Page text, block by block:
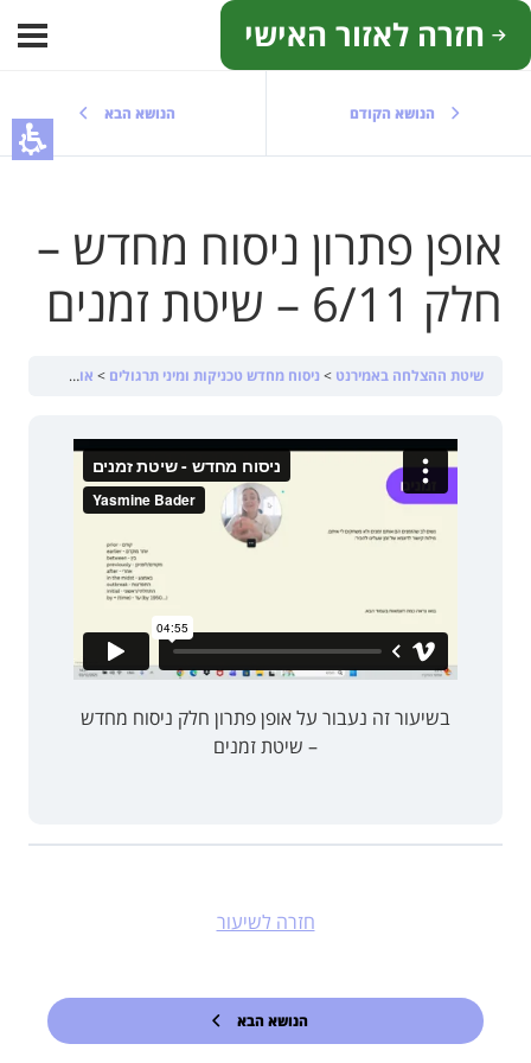
חזרה לאזור האישי
הנושא הקודם הנושא הבא
אופן פתרון ניסוח מחדש –
חלק 6/11 – שיטת זמנים
שיטת ההצלחה באמירנט ניסוח מחדש טכניקות ומיני תרגולים אופן פתרון ניסוח מחדש – חלק 6/11 – שיטת זמנים
בשיעור זה נעבור על אופן פתרון חלק ניסוח מחדש
– שיטת זמנים
חזרה לשיעור
הנושא הבא